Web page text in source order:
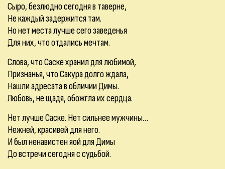
Сыро, безлюдно сегодня в таверне,
Не каждый задержится там.
Но нет места лучше сего заведенья
Для них, что отдались мечтам.
Слова, что Саске хранил для любимой,
Признанья, что Сакура долго ждала,
Нашли адресата в обличии Димы.
Любовь, не щадя, обожгла их сердца.
Нет лучше Саске. Нет сильнее мужчины…
Нежней, красивей для него.
И был ненавистен яой для Димы
До встречи сегодня с судьбой.